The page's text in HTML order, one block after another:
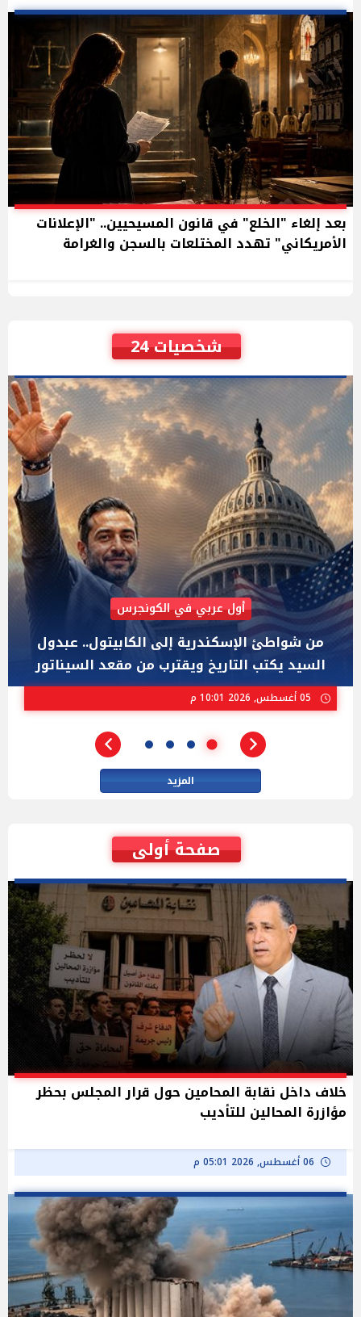
بعد إلغاء "الخلع" في قانون المسيحيين.. "الإعلانات
الأمريكاني" تهدد المختلعات بالسجن والغرامة
شخصيات 24
AIPAC رصدت 30 مليون دولار لإضعافه
"عبد الرحمن السيد" المصري الذى يواجه "هايلي
ستيفنز" وإيباك الاسرائيلية بإنتخابات ميشيجان
المزيد
صفحة أولى
خلاف داخل نقابة المحامين حول قرار المجلس بحظر
مؤازرة المحالين للتأديب
06 أغسطس, 2026 05:01 م